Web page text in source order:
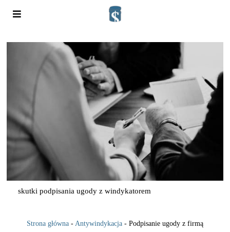
skutki podpisania ugody z windykatorem
Strona główna- Antywindykacja- Podpisanie ugody z firmą